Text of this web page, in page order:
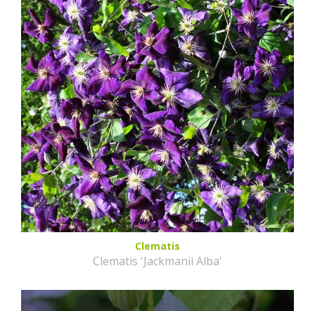
Clematis
Clematis 'Jackmanii Alba'